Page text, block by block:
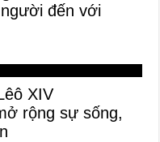
đến với
XIV
rộng sự sống,